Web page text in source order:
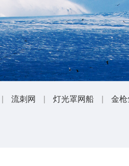
流刺网 灯光罩网船 金